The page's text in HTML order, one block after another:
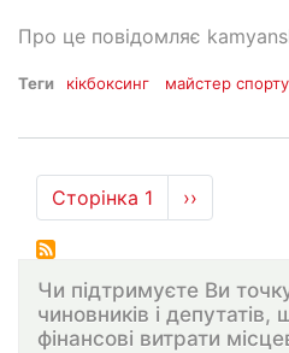
Про це повідомляє
Теги кікбоксинг майстер спорту
Розбивка
на
сторінки
Сторінка 1
Наступна
сторінка
››
Чи підтримуєте Ви
чиновників і
фінансові витрати